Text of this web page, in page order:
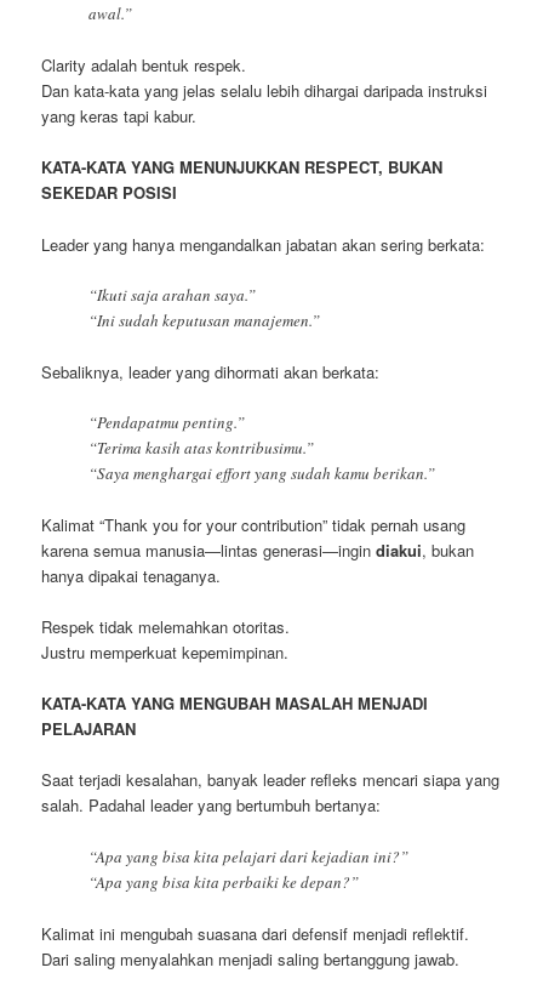
awal.”
Clarity adalah bentuk respek.
Dan kata-kata yang jelas selalu lebih dihargai daripada instruksi
yang keras tapi kabur.
KATA-KATA YANG MENUNJUKKAN RESPECT, BUKAN
SEKEDAR POSISI
Leader yang hanya mengandalkan jabatan akan sering berkata:
“Ikuti saja arahan saya.”
“Ini sudah keputusan manajemen.”
Sebaliknya, leader yang dihormati akan berkata:
“Pendapatmu penting.”
“Terima kasih atas kontribusimu.”
“Saya menghargai effort yang sudah kamu berikan.”
Kalimat “Thank you for your contribution” tidak pernah usang
karena semua manusia—lintas generasi—ingindiakui, bukan
hanya dipakai tenaganya.
Respek tidak melemahkan otoritas.
Justru memperkuat kepemimpinan.
KATA-KATA YANG MENGUBAH MASALAH MENJADI
PELAJARAN
Saat terjadi kesalahan, banyak leader refleks mencari siapa yang
salah. Padahal leader yang bertumbuh bertanya:
“Apa yang bisa kita pelajari dari kejadian ini?”
“Apa yang bisa kita perbaiki ke depan?”
Kalimat ini mengubah suasana dari defensif menjadi reflektif.
Dari saling menyalahkan menjadi saling bertanggung jawab.